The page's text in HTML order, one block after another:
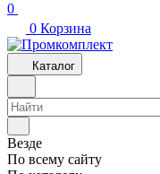
0
0 Корзина
Каталог
Везде
По всему сайту